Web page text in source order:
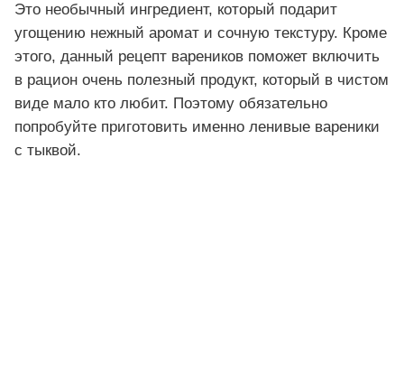
Это необычный ингредиент, который подарит
угощению нежный аромат и сочную текстуру. Кроме
этого, данный рецепт вареников поможет включить
в рацион очень полезный продукт, который в чистом
виде мало кто любит. Поэтому обязательно
попробуйте приготовить именно ленивые вареники
с тыквой.